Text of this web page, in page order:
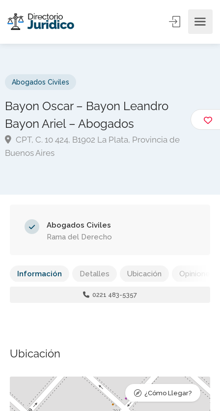
Abogados Civiles
Bayon Oscar – Bayon Leandro
Bayon Ariel – Abogados
CPT, C. 10 424, B1902 La Plata, Provincia de
Buenos Aires
Abogados Civiles
Rama del Derecho
Información Detalles Ubicación Opiniones
0221 483-5357
Ubicación
¿Cómo Llegar?